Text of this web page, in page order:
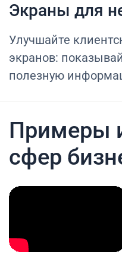
Экраны для
Улучшайте
экранов:
полезную
Примеры
сфер